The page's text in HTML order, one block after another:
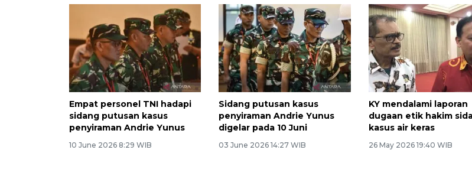
Empat personel TNI hadapi
sidang putusan kasus
penyiraman Andrie Yunus
10 June 2026 8:29 WIB
Sidang putusan kasus
penyiraman Andrie Yunus
digelar pada 10 Juni
03 June 2026 14:27 WIB
KY mendalami laporan
dugaan etik hakim
kasus air keras
26 May 2026 19:40 WIB